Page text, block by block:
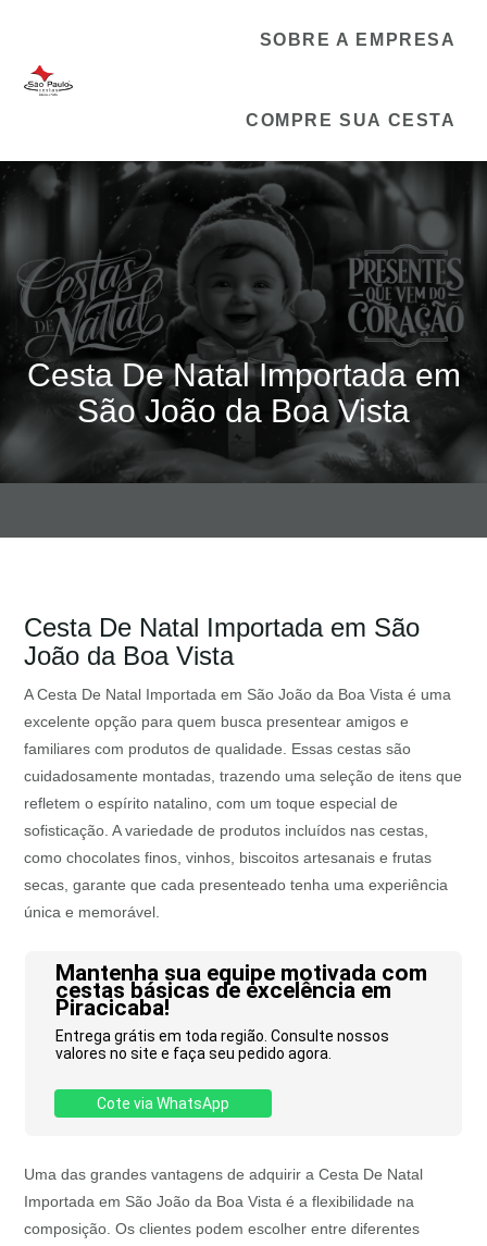
SOBRE A EMPRESA
COMPRE SUA CESTA
Cesta De Natal Importada em
São João da Boa Vista
Cesta De Natal Importada em São
João da Boa Vista
A Cesta De Natal Importada em São João da Boa Vista é uma
excelente opção para quem busca presentear amigos e
familiares com produtos de qualidade. Essas cestas são
cuidadosamente montadas, trazendo uma seleção de itens que
refletem o espírito natalino, com um toque especial de
sofisticação. A variedade de produtos incluídos nas cestas,
como chocolates finos, vinhos, biscoitos artesanais e frutas
secas, garante que cada presenteado tenha uma experiência
única e memorável.
Mantenha sua equipe motivada com
cestas básicas de excelência em
Piracicaba!
Entrega grátis em toda região. Consulte nossos
valores no site e faça seu pedido agora.
Cote via WhatsApp
Uma das grandes vantagens de adquirir a Cesta De Natal
Importada em São João da Boa Vista é a flexibilidade na
composição. Os clientes podem escolher entre diferentes